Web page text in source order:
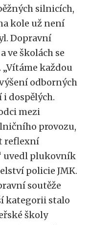
silnicích,
kole už není
Dopravní
ve školách se
každou
odborných
dospělých.
mezi
provozu,
reflexní
uvedl plukovník
policie JMK.
soutěže
kategorii stalo
školy